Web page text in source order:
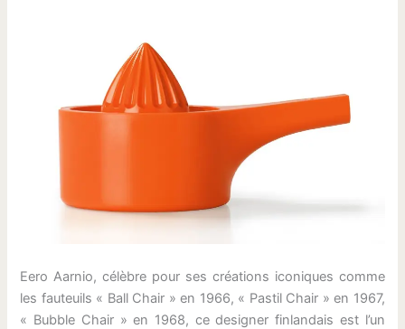
Eero Aarnio, célèbre pour ses créations iconiques comme
les fauteuils « Ball Chair » en 1966, « Pastil Chair » en 1967,
« Bubble Chair » en 1968, ce designer finlandais est l’un